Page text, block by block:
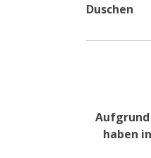
Duschen
haben